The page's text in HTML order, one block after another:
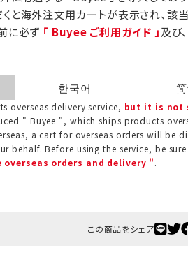
記入ください。
32.5cm
22cm
9cm
40cm
と海外注文用カートが表示され、
に必ず 「 Buyee ご利用ガイド 」及び、
overseas delivery service, but it is not
" Buyee ", which ships products
a cart for overseas orders will
behalf. Before using the service, be
overseas orders and delivery ".
한국어
この商品をシェア